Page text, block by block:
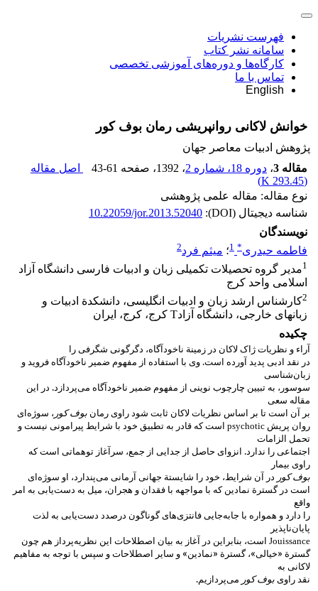
فهرست نشریات
سامانه نشر کتاب
کارگاه‌ها و دوره‌های آموزشی تخصصی
تماس با ما
English
خوانش لاکانی روانپریشی رمان بوف کور
پژوهش ادبیات معاصر جهان
مقاله 3
، دوره 18، شماره 2 ، 1392 ، صفحه 43-61
اصل مقاله
(
293.45 K
)
نوع مقاله: مقاله علمی پژوهشی
شناسه دیجیتال (DOI):
10.22059/jor.2013.52040
نویسندگان
فاطمه حیدری*
1؛ میثم فرد2
1مدیر گروه تحصیلات تکمیلی زبان و ادبیات فارسی دانشگاه آزاد
اسلامی واحد کرج
2کارشناس ارشد زبان و ادبیات انگلیسی، دانشکدة ادبیات و
زبانهای خارجی، دانشگاه آزادT کرج، کرج، ایران
چکیده
آراء و نظریات ژاک لاکان در زمینة ناخودآگاه، دگرگونی شگرفی را
در نقد ادبی پدید آورده است. وی با استفاده از مفهوم ضمیر ناخودآگاه فروید و
زبان‌شناسی
سوسور، به تبیین چارچوب نوینی از مفهوم ضمیر ناخودآگاه می‌پردازد. در این
مقاله سعی
بر آن است تا بر اساس نظریات لاکان ثابت شود راوی رمان بوف کور ، سوژه‌ای
روان پریش psychotic است که قادر به تطبیق خود با شرایط پیرامونی نیست و
تحمل الزامات
اجتماعی را ندارد. انزوای حاصل از جدایی از جمع، سرآغاز توهماتی است که
راوی بیمار
بوف کور در آن شرایط، خود را شایستة جهانی آرمانی می‌پندارد، او سوژه‌ای
است در گسترة نمادین که با مواجهه با فقدان و هجران، میل به دست‌یابی به امر
واقع
را دارد و همواره با جابه‌جایی فانتزی‌های گوناگون درصدد دست‌یابی به لذت
پایان‌ناپذیر
Jouissance است، بنابراین در آغاز به بیان اصطلاحات این نظریه‌پرداز هم چون
گسترة «خیالی»، گسترة «نمادین» و سایر اصطلاحات و سپس با توجه به مفاهیم
لاکانی به
نقد راویبوف کور می‌پردازیم.